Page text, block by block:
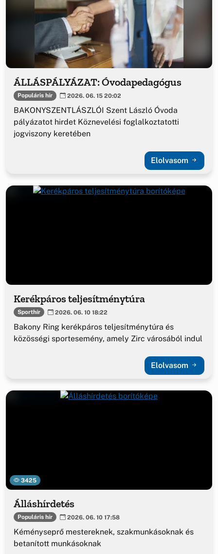
ÁLLÁSPÁLYÁZAT: Óvodapedagógus
Populáris hír 2026. 06. 15 20:02
BAKONYSZENTLÁSZLÓI Szent László Óvoda
pályázatot hirdet Köznevelési foglalkoztatotti
jogviszony keretében
Elolvasom
Kerékpáros teljesítménytúra
Sporthír 2026. 06. 10 18:22
Bakony Ring kerékpáros teljesítménytúra és
közösségi sportesemény, amely Zirc városából indul
Elolvasom
3425
Álláshírdetés
Populáris hír 2026. 06. 10 17:58
Kéményseprő mestereknek, szakmunkásoknak és
betanított munkásoknak